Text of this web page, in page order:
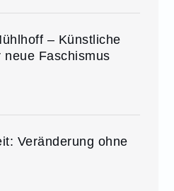
– Künstliche
Faschismus
Veränderung ohne